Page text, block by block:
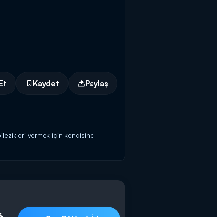
Kaydet Paylaş
vermek için kendisine